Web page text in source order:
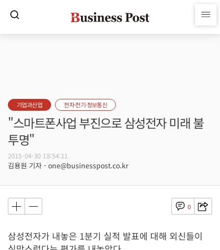
기업과산업 전자·전기·정보통신
"스마트폰사업 부진으로 삼성전자 미래 불
투명"
2015-04-30 18:54:11
김용원 기자 - one@businesspost.co.kr
0
삼성전자가 내놓은 1분기 실적 발표에 대해 외신들이